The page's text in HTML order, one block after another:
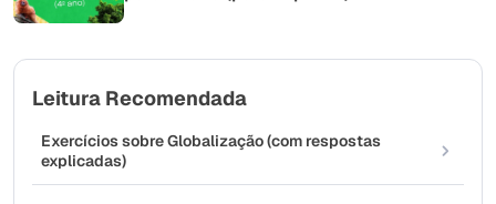
Leitura Recomendada
Exercícios sobre Globalização (com respostas
explicadas)